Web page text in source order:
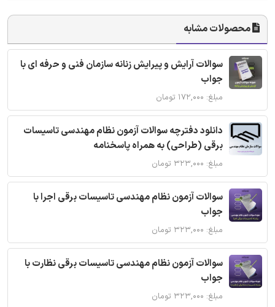
محصولات مشابه
سوالات آرایش و پیرایش زنانه سازمان فنی و حرفه ای با
جواب
مبلغ: ۱۷۲,۰۰۰ تومان
دانلود دفترچه سوالات آزمون نظام مهندسی تاسیسات
برقی (طراحی) به همراه پاسخنامه
مبلغ: ۳۲۳,۰۰۰ تومان
سوالات آزمون نظام مهندسی تاسیسات برقی اجرا با
جواب
مبلغ: ۳۲۳,۰۰۰ تومان
سوالات آزمون نظام مهندسی تاسیسات برقی نظارت با
جواب
مبلغ: ۳۲۳,۰۰۰ تومان